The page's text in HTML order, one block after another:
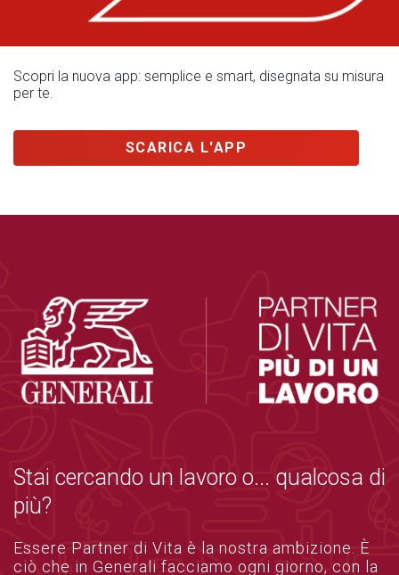
Scopri la nuova app: semplice e smart, disegnata su misura
per te.
SCARICA L'APP
Stai cercando un lavoro o... qualcosa di
più?
Essere Partner di Vita è la nostra ambizione. È
ciò che in Generali facciamo ogni giorno, con la